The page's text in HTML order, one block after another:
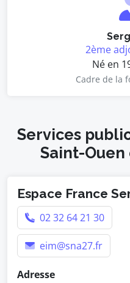
2ème
Né en
Cadre de la
Services
Saint-
Espace France
02 32 64 21 30
eim@sna27.fr
Adresse